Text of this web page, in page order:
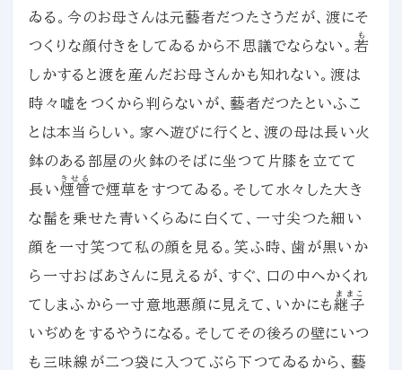
ゐる。今のお母さんは元藝者だつたさうだが、渡にそ
つくりな顔付きをしてゐるから不思議でならない。 若
も
しかすると渡を産んだお母さんかも知れない。渡は
時々嘘をつくから判らないが、藝者だつたといふこ
とは本当らしい。家へ遊びに行くと、渡の母は長い火
鉢のある部屋の火鉢のそばに坐つて片膝を立てて
長い煙管
きせる
で煙草をすつてゐる。そして水々した大き
な髷を乗せた青いくらゐに白くて、一寸尖つた細い
顔を一寸笑つて私の顔を見る。笑ふ時、歯が黒いか
ら一寸おばあさんに見えるが、すぐ、口の中へかくれ
てしまふから一寸意地悪顔に見えて、いかにも継子
ままこ
いぢめをするやうになる。そしてその後ろの壁にいつ
も三味線が二つ袋に入つてぶら下つてゐるから、藝